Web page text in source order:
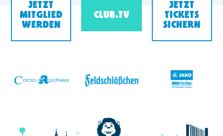
JETZT
MITGLIED
WERDEN
CLUB.TV
JETZT
TICKETS
SICHERN